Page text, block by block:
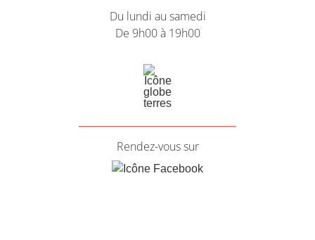
Du lundi au samedi
De 9h00 à 19h00
Rendez-vous sur